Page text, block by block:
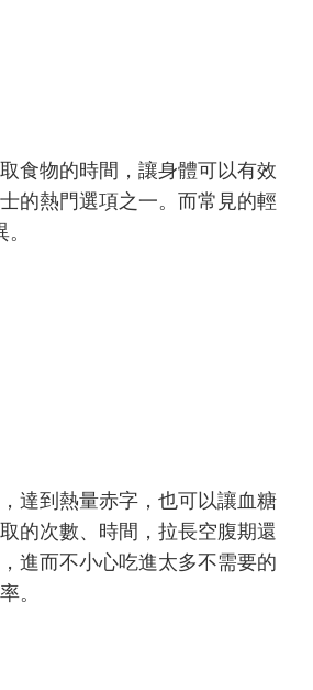
食物的時間，讓身體可以有效
的熱門選項之一。而常見的輕
達到熱量赤字，也可以讓血糖
的次數、時間，拉長空腹期還
進而不小心吃進太多不需要的
。